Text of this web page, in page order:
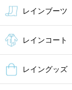
レインブーツ
レインコート
レイングッズ